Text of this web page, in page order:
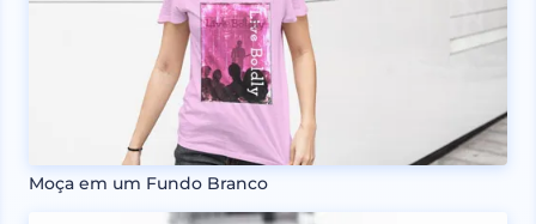
Moça em um Fundo Branco